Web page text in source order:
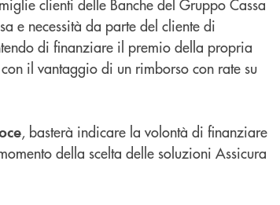
clienti delle Banche del Gruppo Cassa
e necessità da parte del cliente di
di finanziare il premio della propria
il vantaggio di un rimborso con rate su
, basterà indicare la volontà di finanziare
della scelta delle soluzioni Assicura